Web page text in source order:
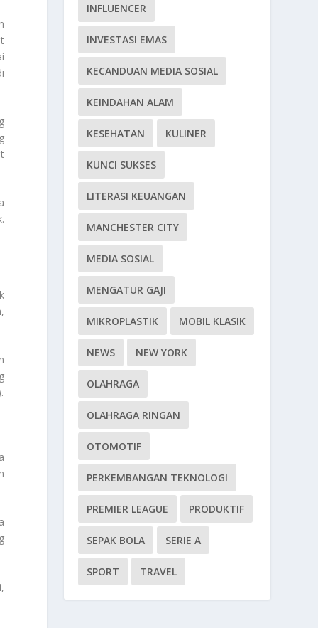
INFLUENCER
INVESTASI EMAS
KECANDUAN MEDIA SOSIAL
KEINDAHAN ALAM
KESEHATAN KULINER
KUNCI SUKSES
LITERASI KEUANGAN
MANCHESTER CITY
MEDIA SOSIAL
MENGATUR GAJI
MIKROPLASTIK MOBIL KLASIK
NEWS NEW YORK
OLAHRAGA
OLAHRAGA RINGAN
OTOMOTIF
PERKEMBANGAN TEKNOLOGI
PREMIER LEAGUE PRODUKTIF
SEPAK BOLA SERIE A
SPORT TRAVEL